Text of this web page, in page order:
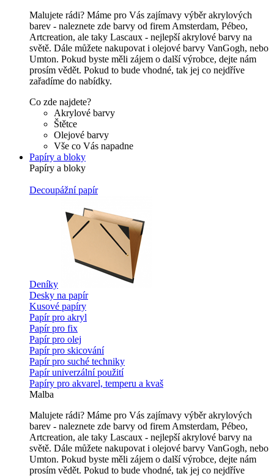
Malujete rádi? Máme pro Vás zajímavy výběr akrylových
barev - naleznete zde barvy od firem Amsterdam, Pébeo,
Artcreation, ale taky Lascaux - nejlepší akrylové barvy na
světě. Dále můžete nakupovat i olejové barvy VanGogh, nebo
Umton. Pokud byste měli zájem o další výrobce, dejte nám
prosím vědět. Pokud to bude vhodné, tak jej co nejdříve
zařadíme do nabídky.
Co zde najdete?
Akrylové barvy
Štětce
Olejové barvy
Vše co Vás napadne
Papíry a bloky
Papíry a bloky
Decoupážní papír
Deníky
Desky na papír
Kusové papíry
Papír pro akryl
Papír pro fix
Papír pro olej
Papír pro skicování
Papír pro suché techniky
Papír univerzální použití
Papíry pro akvarel, temperu a kvaš
Malba
Malujete rádi? Máme pro Vás zajímavy výběr akrylových
barev - naleznete zde barvy od firem Amsterdam, Pébeo,
Artcreation, ale taky Lascaux - nejlepší akrylové barvy na
světě. Dále můžete nakupovat i olejové barvy VanGogh, nebo
Umton. Pokud byste měli zájem o další výrobce, dejte nám
prosím vědět. Pokud to bude vhodné, tak jej co nejdříve